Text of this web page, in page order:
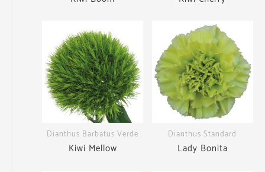
Dianthus Barbatus Verde
Kiwi Mellow
Dianthus Standard
Lady Bonita